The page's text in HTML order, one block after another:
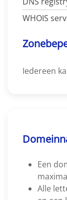
WHOIS
Iedereen
Een
Alle